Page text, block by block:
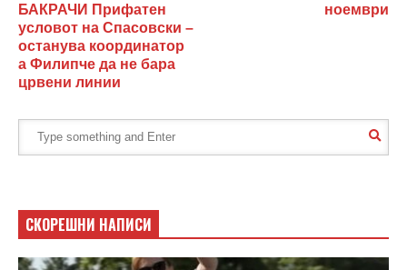
БАКРАЧИ Прифатен
условот на Спасовски –
останува координатор
а Филипче да не бара
црвени линии
ноември
СКОРЕШНИ НАПИСИ